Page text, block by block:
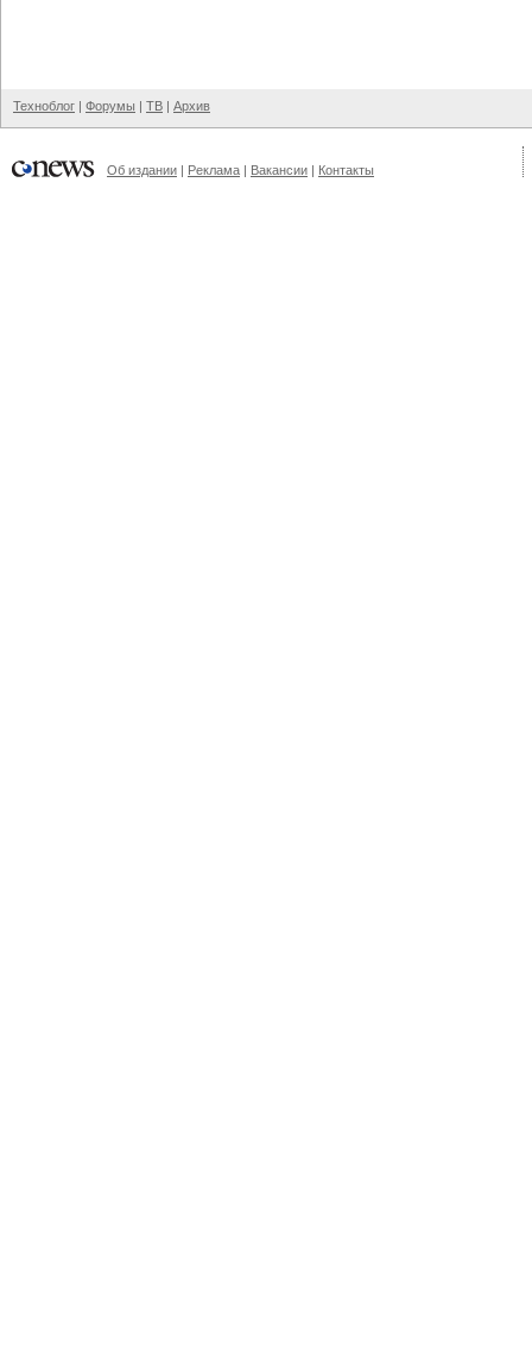
Техноблог | Форумы | ТВ | Архив
Об издании | Реклама | Вакансии | Контакты